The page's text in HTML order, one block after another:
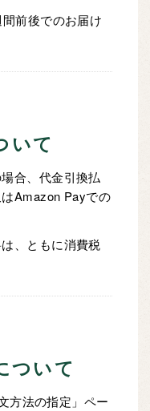
前後でのお届け
いて
合、代金引換払
Amazon Payでの
、ともに消費税
ついて
方法の指定」ペー